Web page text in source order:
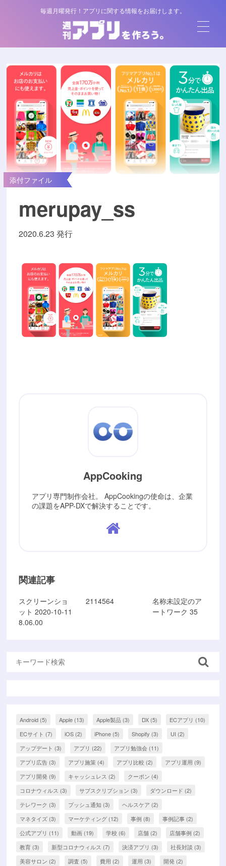
毎週月曜発行！アプリに関する情報をお届けします。
添付ファイル
merupay_ss
2020.6.23 発行
AppCooking
アプリ専門制作会社。 AppCookingの使命は、企業
の課題をAPP-DXで解決することです。
関連記事
スクリーンショ
ット 2020-10-11
8.06.00
2114564
名称未設定のア
ートワーク 35
Android (5) Apple (13) Apple製品 (3) DX (5) ECアプリ (10)
ECサイト (7) iOS (2) iPhone (5) Shopify (3) UI (2)
アップデート (3) アプリ (22) アプリ勉強会 (11)
アプリ広告 (3) アプリ施策 (4) アプリ比較 (2) アプリ運用 (9)
アプリ開発 (9) キャッシュレス (2) クーポン (4)
コロナウィルス (3) サブスクリプション (3) ダウンロード (2)
テレワーク (3) プッシュ通知 (3) ヘルスケア (2)
マネタイズ (3) マーケティング (12) 事例 (8) 事例記事 (2)
公式アプリ (11) 動画 (19) 学校 (6) 店舗 (2) 店舗事例 (2)
教育 (3) 新型コロナウィルス (7) 決済アプリ (3) 社長対談 (3)
美容サロン (2) 調査 (5) 費用 (2) 運用 (3) 開発 (2)